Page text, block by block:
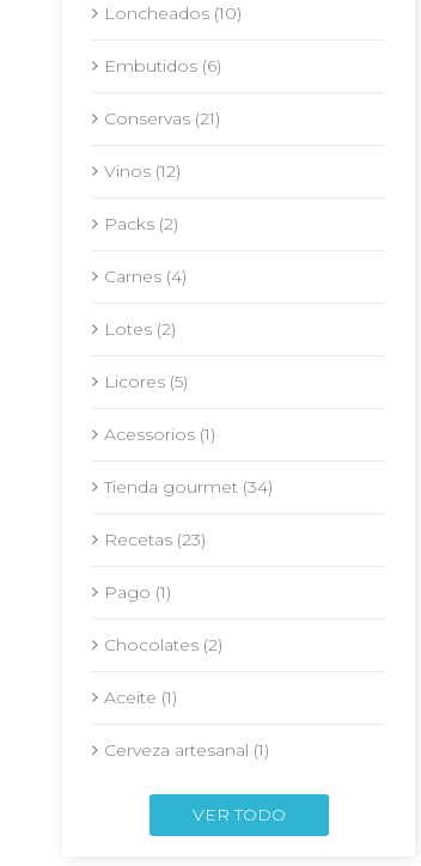
Loncheados (10)
Embutidos (6)
Conservas (21)
Vinos (12)
Packs (2)
Carnes (4)
Lotes (2)
Licores (5)
Acessorios (1)
Tienda gourmet (34)
Recetas (23)
Pago (1)
Chocolates (2)
Aceite (1)
Cerveza artesanal (1)
VER TODO